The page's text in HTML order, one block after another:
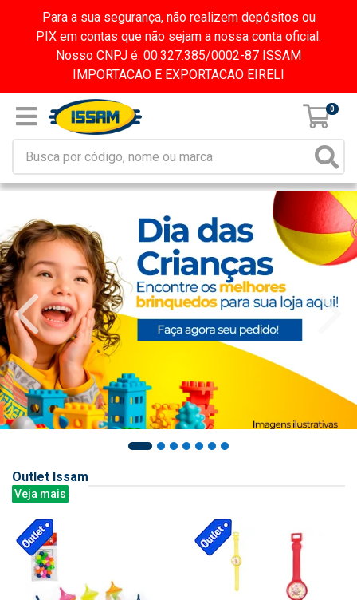
Para a sua segurança, não realizem depósitos ou
PIX em contas que não sejam a nossa conta oficial.
Nosso CNPJ é: 00.327.385/0002-87 ISSAM
IMPORTACAO E EXPORTACAO EIRELI
0
Outlet Issam
Veja mais